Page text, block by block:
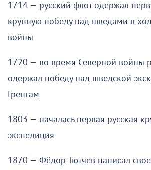
1714 — русский флот одержал
крупную победу над шведами в
войны
1720 — во время Северной войны
одержал победу над шведской
Гренгам
1803 — началась первая русская
экспедиция
1870 — Фёдор Тютчев написал